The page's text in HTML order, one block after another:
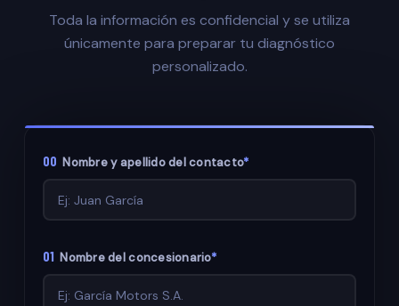
Toda la información es confidencial y se utiliza
únicamente para preparar tu diagnóstico
personalizado.
00 Nombre y apellido del contacto*
01 Nombre del concesionario*